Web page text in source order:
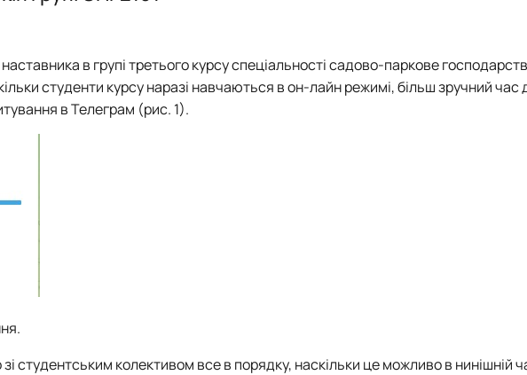
PhD
Природа та Мистецтво
в групі третього курсу спеціальності садово-паркове
студенти курсу наразі навчаються в он-лайн режимі, більш зручний час
в Телеграм (рис. 1).
студентським колективом все в порядку, наскільки це можливо в нинішній